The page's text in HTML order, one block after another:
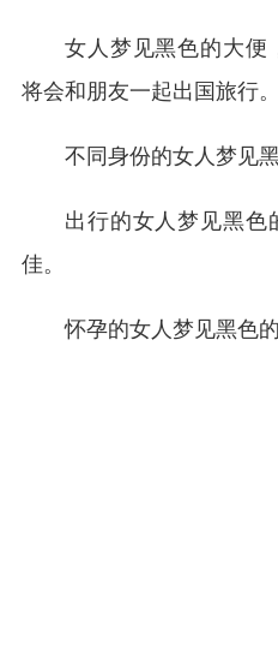
女人梦见黑色的大便
将会和朋友一起出国旅行。
不同身份的女人梦见
出行的女人梦见黑色
佳。
怀孕的女人梦见黑色